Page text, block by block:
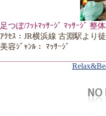
足つぼ/ﾌｯﾄﾏｯｻｰｼﾞ ﾏｯｻｰｼﾞ 整
ｱｸｾｽ：JR横浜線 古淵駅より
美容ｼﾞｬﾝﾙ： ﾏｯｻｰｼﾞ